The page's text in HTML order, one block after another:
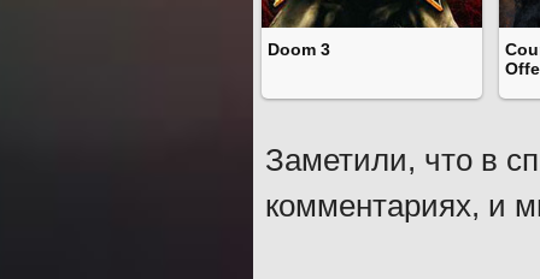
Doom 3
Заметили, что в
комментариях, и